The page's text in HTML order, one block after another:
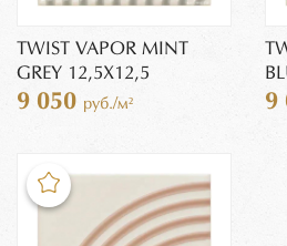
TWIST VAPOR MINT
GREY 12,5X12,5
9 050 руб./м² 9